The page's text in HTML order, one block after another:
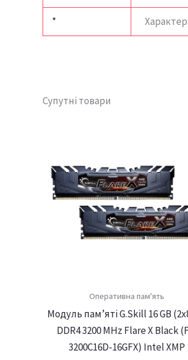
*
Супутні товари
Оперативна пам'ять
Модуль пам’яті G.Skill 16 GB
DDR4 3200 MHz Flare X Black
3200C16D-16GFX) Intel XMP